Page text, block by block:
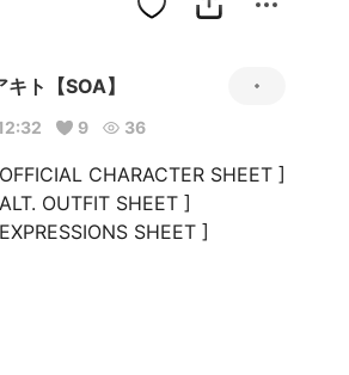
ト【SOA】
9 36
CHARACTER SHEET ]
OUTFIT SHEET ]
SHEET ]